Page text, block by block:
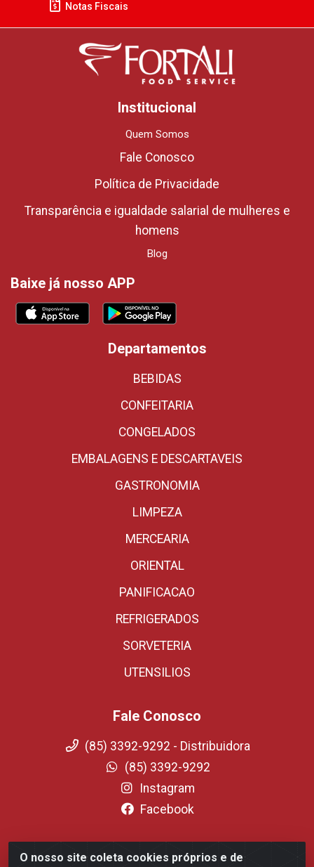
O nosso site coleta cookies próprios e de
Notas Fiscais
Institucional
Quem Somos
Fale Conosco
Política de Privacidade
Transparência e igualdade salarial de mulheres e
homens
Blog
Baixe já nosso APP
Departamentos
BEBIDAS
CONFEITARIA
CONGELADOS
EMBALAGENS E DESCARTAVEIS
GASTRONOMIA
LIMPEZA
MERCEARIA
ORIENTAL
PANIFICACAO
REFRIGERADOS
SORVETERIA
UTENSILIOS
Fale Conosco
(85) 3392-9292 - Distribuidora
(85) 3392-9292
Instagram
Facebook